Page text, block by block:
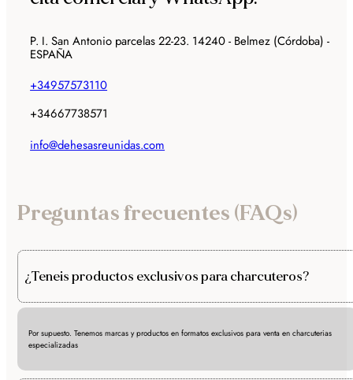
P. I. San Antonio parcelas 22-23. 14240 - Belmez (Córdoba) -
ESPAÑA
+34957573110
+34667738571
info@dehesasreunidas.com
Preguntas frecuentes (FAQs)
¿Teneis productos exclusivos para charcuteros?
Por supuesto. Tenemos marcas y productos en formatos exclusivos para venta en charcuterias
especializadas